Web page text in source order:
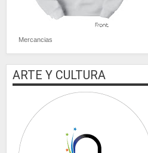
Mercancias
ARTE Y CULTURA